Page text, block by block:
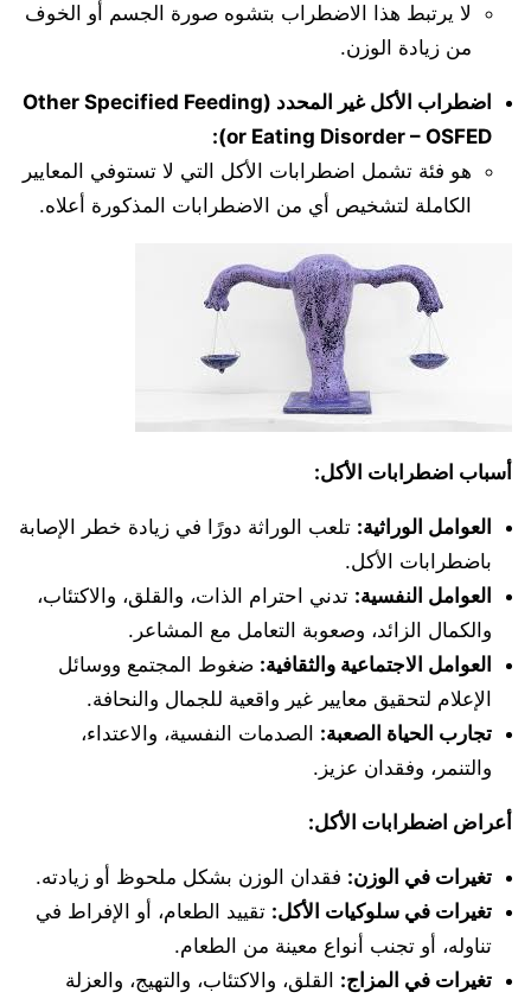
لا يرتبط هذا الاضطراب بتشوه صورة الجسم أو الخوف
من زيادة الوزن.
اضطراب الأكل غير المحدد (Other Specified Feeding
or Eating Disorder – OSFED):
هو فئة تشمل اضطرابات الأكل التي لا تستوفي المعايير
الكاملة لتشخيص أي من الاضطرابات المذكورة أعلاه.
أسباب اضطرابات الأكل:
العوامل الوراثية: تلعب الوراثة دورًا في زيادة خطر الإصابة
باضطرابات الأكل.
العوامل النفسية: تدني احترام الذات، والقلق، والاكتئاب،
والكمال الزائد، وصعوبة التعامل مع المشاعر.
العوامل الاجتماعية والثقافية: ضغوط المجتمع ووسائل
الإعلام لتحقيق معايير غير واقعية للجمال والنحافة.
تجارب الحياة الصعبة: الصدمات النفسية، والاعتداء،
والتنمر، وفقدان عزيز.
أعراض اضطرابات الأكل:
تغيرات في الوزن: فقدان الوزن بشكل ملحوظ أو زيادته.
تغيرات في سلوكيات الأكل: تقييد الطعام، أو الإفراط في
تناوله، أو تجنب أنواع معينة من الطعام.
تغيرات في المزاج: القلق، والاكتئاب، والتهيج، والعزلة